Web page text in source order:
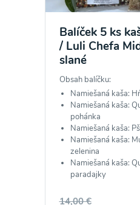
Balíček 5 ks
/ Luli Chefa
slané
Obsah balíčku:
Namiešaná kaša:
Namiešaná kaša:
pohánka
Namiešaná kaša:
Namiešaná kaša:
zelenina
Namiešaná kaša:
paradajky
14,00 €